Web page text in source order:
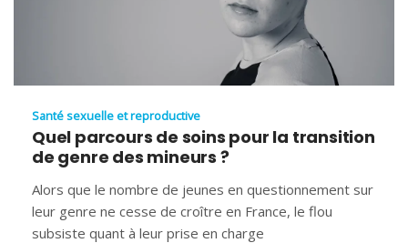
Santé sexuelle et reproductive
Quel parcours de soins pour la transition
de genre des mineurs ?
Alors que le nombre de jeunes en questionnement sur
leur genre ne cesse de croître en France, le flou
subsiste quant à leur prise en charge